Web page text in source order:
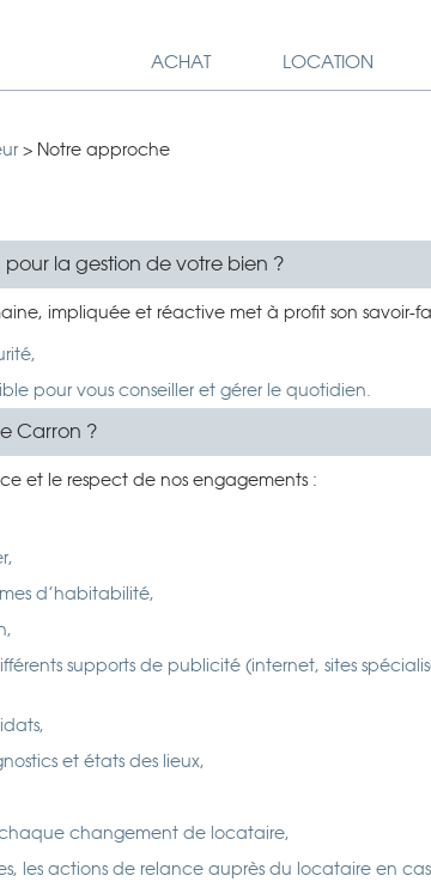
ACHAT LOCATION
> Notre approche
pour la gestion de votre bien ?
impliquée et réactive met à profit son savoir-
pour vous conseiller et gérer le quotidien.
Carron ?
et le respect de nos engagements :
d’habitabilité,
supports de publicité (internet, sites
et états des lieux,
changement de locataire,
les actions de relance auprès du locataire en